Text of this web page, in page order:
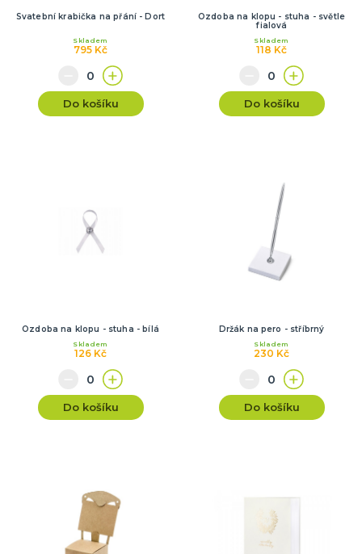
Svatební krabička na přání - Dort
795 Kč
Skladem
Do košíku
Ozdoba na klopu - stuha - světle
fialová
118 Kč
Skladem
Do košíku
Ozdoba na klopu - stuha - bílá
126 Kč
Skladem
Do košíku
Držák na pero - stříbrný
230 Kč
Skladem
Do košíku